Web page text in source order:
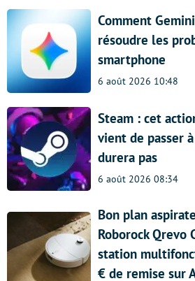
Comment
résoudre les
smartphone
6 août 2026 10:48
Steam : cet
vient de passer
durera pas
6 août 2026 08:34
Bon plan
Roborock Qrevo
station
€ de remise sur